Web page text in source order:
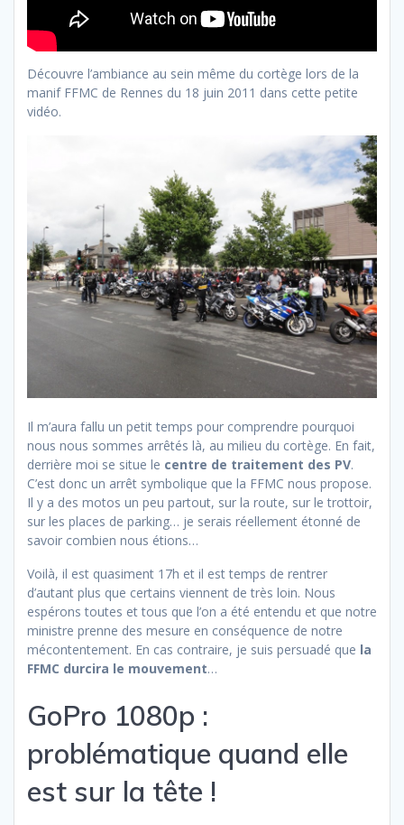
Découvre l’ambiance au sein même du cortège lors de la
manif FFMC de Rennes du 18 juin 2011 dans cette petite
vidéo.
Il m’aura fallu un petit temps pour comprendre pourquoi
nous nous sommes arrêtés là, au milieu du cortège. En fait,
derrière moi se situe le centre de traitement des PV.
C’est donc un arrêt symbolique que la FFMC nous propose.
Il y a des motos un peu partout, sur la route, sur le trottoir,
sur les places de parking… je serais réellement étonné de
savoir combien nous étions…
Voilà, il est quasiment 17h et il est temps de rentrer
d’autant plus que certains viennent de très loin. Nous
espérons toutes et tous que l’on a été entendu et que notre
ministre prenne des mesure en conséquence de notre
mécontentement. En cas contraire, je suis persuadé que la
FFMC durcira le mouvement…
GoPro 1080p :
problématique quand elle
est sur la tête !